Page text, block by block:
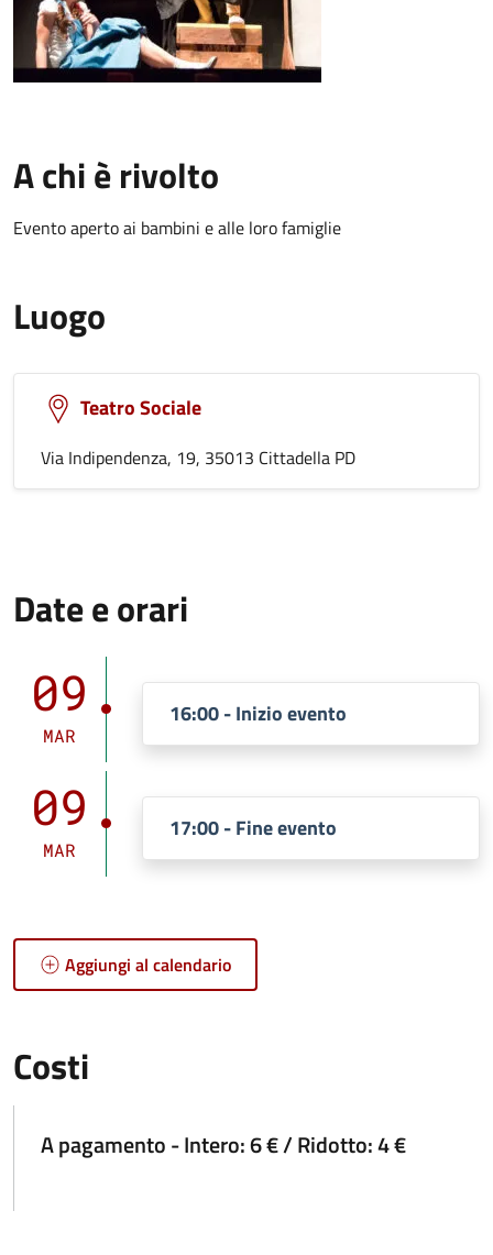
A chi è rivolto
Evento aperto ai bambini e alle loro famiglie
Luogo
Teatro Sociale
Via Indipendenza, 19, 35013 Cittadella PD
Date e orari
09
MAR
16:00 - Inizio evento
09
MAR
17:00 - Fine evento
Aggiungi al calendario
Costi
A pagamento - Intero: 6 € / Ridotto: 4 €